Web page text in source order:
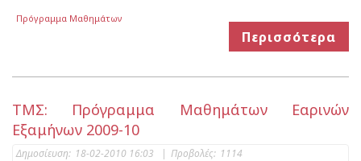
Πρόγραμμα Μαθημάτων
Περισσότερα
ΤΜΣ: Πρόγραμμα Μαθημάτων Εαρινών
Εξαμήνων 2009-10
Δημοσίευση: 18-02-2010 16:03 | Προβολές: 1114